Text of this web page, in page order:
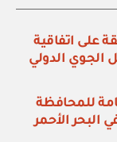
رقم (٢٤٢) الموافقة على اتفاقية
الجوي الدولي
للمحافظة
البحر الأحمر